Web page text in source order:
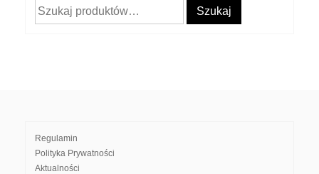
Szukaj: Szukaj
Regulamin
Polityka Prywatności
Aktualności